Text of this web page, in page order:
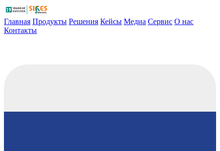
Главная Продукты Решения Кейсы Медиа Сервис О нас
Контакты